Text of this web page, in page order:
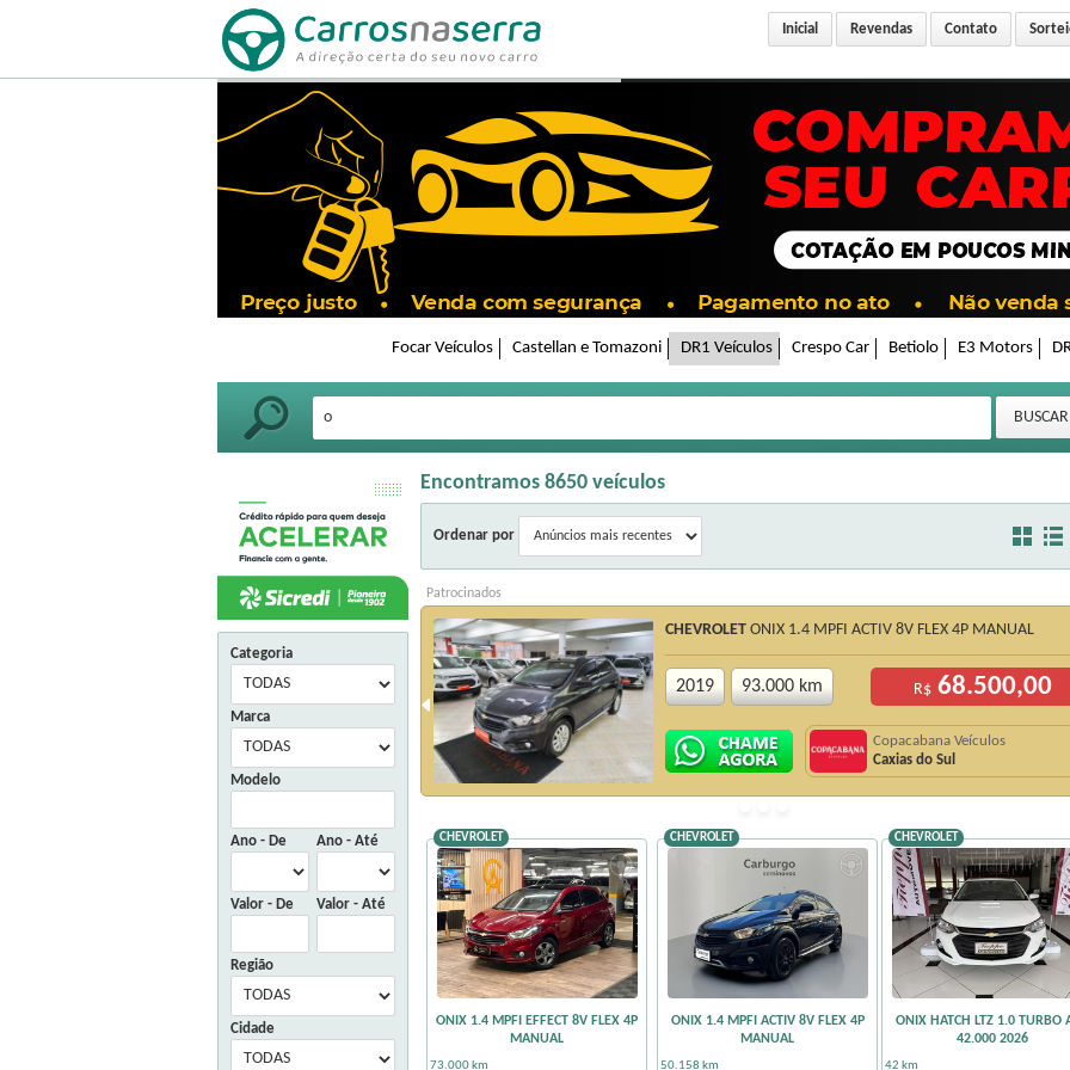
Inicial Revendas Contato
Focar Veículos Castellan e Tomazoni DR1 Veículos Crespo Car Betiolo E3 Motors
Categoria
Marca
Modelo
Ano - De Ano - Até
Valor - De Valor - Até
Região
Cidade
Encontramos 8650 veículos
Ordenar por
Patrocinados
DUSTER OROCH 2.0 16V FLEX DYNAMIQUE 4P
R$71.500,00
Copacabana Veículos
Caxias do Sul
CHEVROLETONIX 1.4 MPFI ACTIV 8V FLEX 4P MANUAL
2019 93.000 km R$68.500,00
Copacabana Veículos
Caxias do Sul
CHEVROLET
ONIX 1.4 MPFI EFFECT 8V FLEX 4P
MANUAL
73.000 km
CHEVROLET
ONIX 1.4 MPFI ACTIV 8V FLEX 4P
MANUAL
50.158 km
CHEVROLET
ONIX HATCH LTZ 1.0 TURBO
42.000 2026
42 km